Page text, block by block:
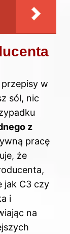
w
sól, nic
z
pracę
że
jak C3 czy
i
na